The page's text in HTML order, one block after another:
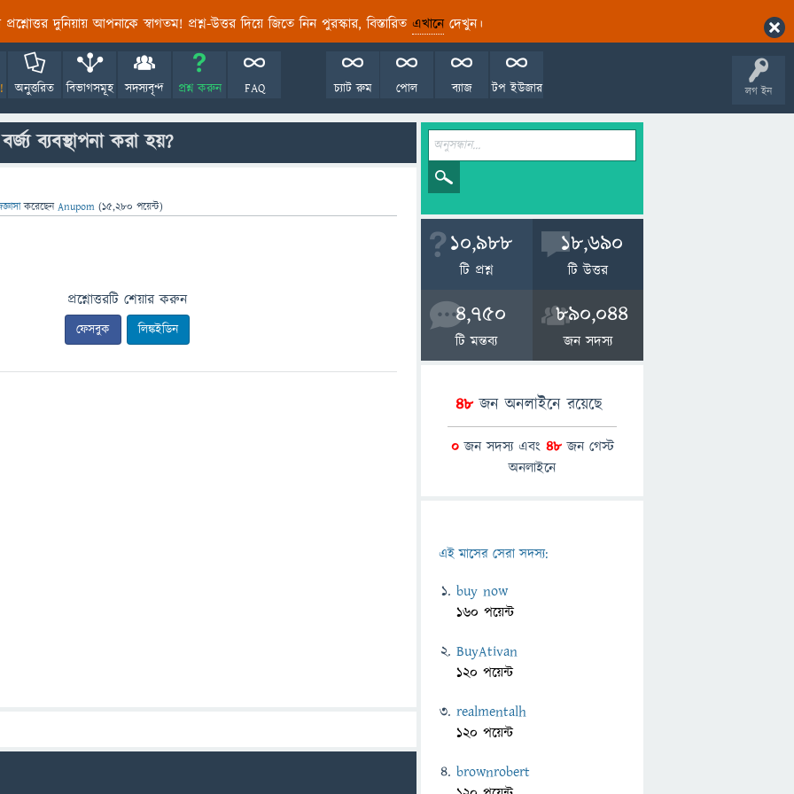
প্রশ্নোত্তর দুনিয়ায় আপনাকে স্বাগতম! প্রশ্ন-উত্তর দিয়ে জিতে নিন পুরস্কার, বিস্তারিত এখানেদেখুন।
লগ ইন
অনুত্তরিত বিভাগসমূহ সদস্যবৃন্দ প্রশ্ন করুন FAQ টপ ইউজার
ব্যাজ
পোল
চ্যাট রুম
ব্যবস্থাপনা করা হয়?
করেছেনAnupom (15,280 পয়েন্ট)
প্রশ্নোত্তরটি শেয়ার করুন
ফেসবুক লিঙ্কইডিন
10,988
টি প্রশ্ন
18,690
টি উত্তর
4,750
টি মন্তব্য
890,044
জন সদস্য
48জন অনলাইনে রয়েছে
0জন সদস্য এবং 48জন গেস্ট
অনলাইনে
এই মাসের সেরা সদস্য:
buy now
160 পয়েন্ট
BuyAtivan
120 পয়েন্ট
realmentalh
120 পয়েন্ট
brownrobert